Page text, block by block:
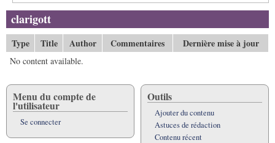
actif)
clarigott
Type Title Author Commentaires Dernière mise à jour
No content available.
Menu du compte de
l'utilisateur
Se connecter
Outils
Ajouter du contenu
Astuces de rédaction
Contenu récent